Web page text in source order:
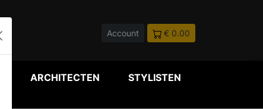
Account € 0.00
ARCHITECTEN STYLISTEN